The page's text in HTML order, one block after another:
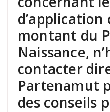
d’application
montant du
Naissance,
contacter
Partenamut
des conseils